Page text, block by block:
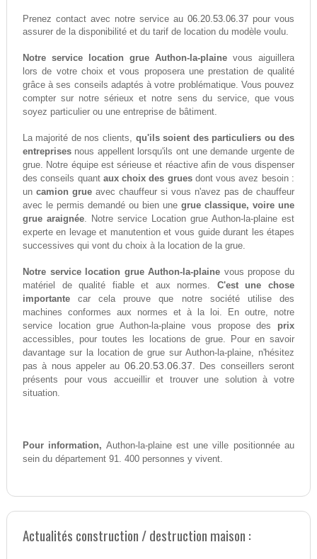
Prenez contact avec notre service au06.20.53.06.37 pour vous
assurer de la disponibilité et du tarif de location du modèle voulu.
Notre service location grue Authon-la-plaine vous aiguillera
lors de votre choix et vous proposera une prestation de qualité
grâce à ses conseils adaptés à votre problématique. Vous pouvez
compter sur notre sérieux et notre sens du service, que vous
soyez particulier ou une entreprise de bâtiment.
La majorité de nos clients, qu'ils soient des particuliers ou des
entreprisesnous appellent lorsqu'ils ont une demande urgente de
grue. Notre équipe est sérieuse et réactive afin de vous dispenser
des conseils quant aux choix des gruesdont vous avez besoin :
un camion grueavec chauffeur si vous n'avez pas de chauffeur
avec le permis demandé ou bien unegrue classique, voire une
grue araignée. Notre service Location grue Authon-la-plaine est
experte en levage et manutention et vous guide durant les étapes
successives qui vont du choix à la location de la grue.
Notre service location grue Authon-la-plaine vous propose du
matériel de qualité fiable et aux normes. C'est une chose
importantecar cela prouve que notre société utilise des
machines conformes aux normes et à la loi. En outre, notre
service location grue Authon-la-plaine vous propose des prix
accessibles, pour toutes les locations de grue. Pour en savoir
davantage sur la location de grue sur Authon-la-plaine, n'hésitez
pas à nous appeler au 06.20.53.06.37. Des conseillers seront
présents pour vous accueillir et trouver une solution à votre
situation.
Pour information, Authon-la-plaine est une ville positionnée au
sein du département 91. 400 personnes y vivent.
Actualités construction / destruction maison :